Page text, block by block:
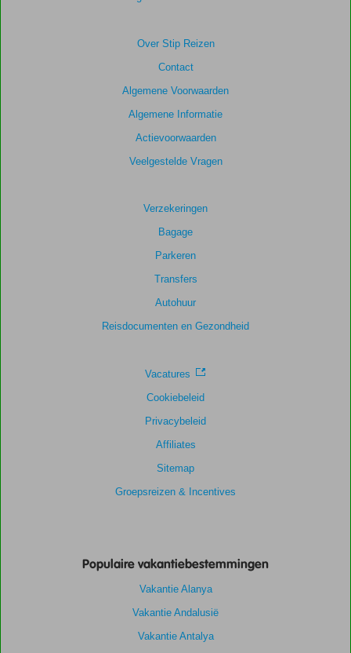
9,0
Kamers
7,9
Over Stip Reizen
Contact
Algemene Voorwaarden
Algemene Informatie
Actievoorwaarden
Veelgestelde Vragen
Verzekeringen
Bagage
Parkeren
Transfers
Autohuur
Reisdocumenten en Gezondheid
Vacatures
Cookiebeleid
Privacybeleid
Affiliates
Sitemap
Groepsreizen & Incentives
Populaire vakantiebestemmingen
Vakantie Alanya
Vakantie Andalusië
Vakantie Antalya